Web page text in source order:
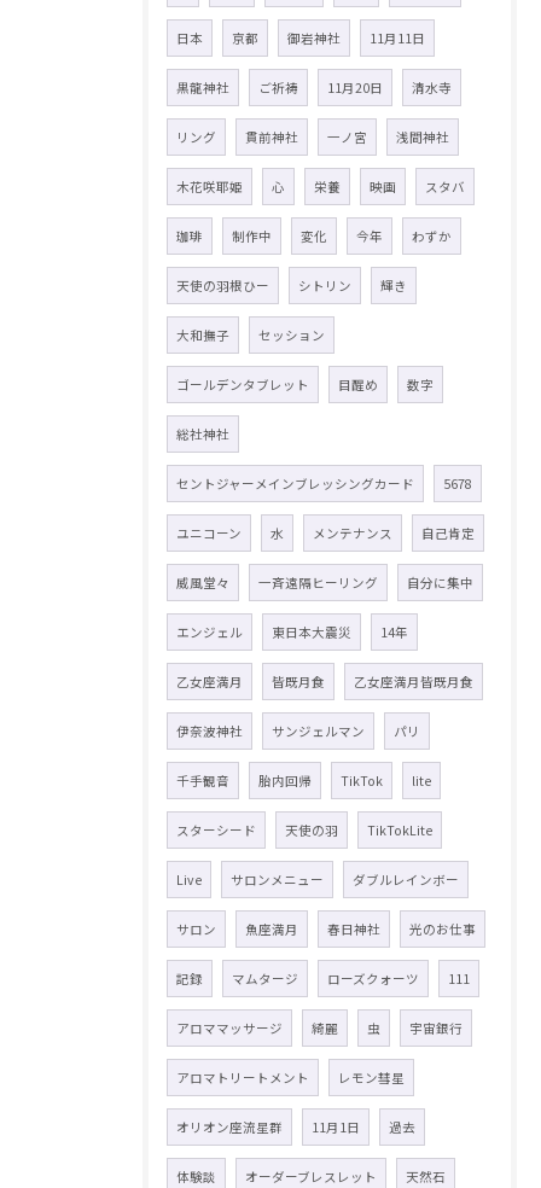
日本 京都 御岩神社 11月11日
黒龍神社 ご祈祷 11月20日 清水寺
リング 貫前神社 一ノ宮 浅間神社
木花咲耶姫 心 栄養 映画 スタバ
珈琲 制作中 変化 今年 わずか
天使の羽根ひー シトリン 輝き
大和撫子 セッション
ゴールデンタブレット 目醒め 数字
総社神社
セントジャーメインブレッシングカード 5678
ユニコーン 水 メンテナンス 自己肯定
威風堂々 一斉遠隔ヒーリング 自分に集中
エンジェル 東日本大震災 14年
乙女座満月 皆既月食 乙女座満月皆既月食
伊奈波神社 サンジェルマン パリ
千手観音 胎内回帰 TikTok lite
スターシード 天使の羽 TikTokLite
Live サロンメニュー ダブルレインボー
サロン 魚座満月 春日神社 光のお仕事
記録 マムタージ ローズクォーツ 111
アロママッサージ 綺麗 虫 宇宙銀行
アロマトリートメント レモン彗星
オリオン座流星群 11月1日 過去
体験談 オーダーブレスレット 天然石